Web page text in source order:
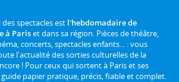
spectacles est l'hebdomadaire de
à Pariset dans sa région. Pièces de théâtre,
concerts, spectacles enfants... : vous
l'actualité des sorties culturelles de la
! Pour ceux qui sortent à Paris et ses
papier pratique, précis, fiable et complet.